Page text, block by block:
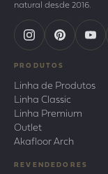
natural desde 2016.
PRODUTOS
Linha de Produtos
Linha Classic
Linha Premium
Outlet
Akafloor Arch
REVENDEDORES